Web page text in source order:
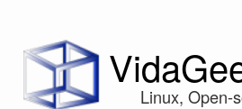
Linux, Open-